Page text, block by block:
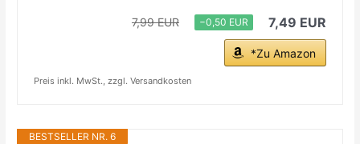
7,99 EUR −0,50 EUR 7,49 EUR
*Zu Amazon
Preis inkl. MwSt., zzgl. Versandkosten
BESTSELLER NR. 6